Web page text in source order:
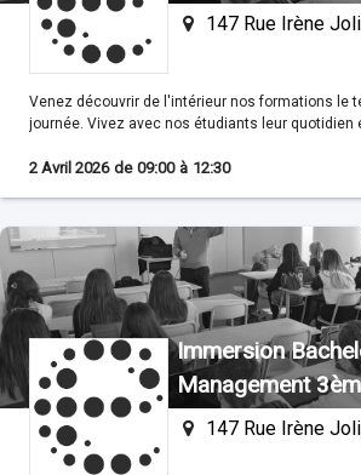
147 Rue Irène
Venez découvrir de l'intérieur nos formations le
journée. Vivez avec nos étudiants leur quotidien en cours pour vous
2 Avril 2026 de 09:00 à 12:30
Immersion
Management
147 Rue Irène